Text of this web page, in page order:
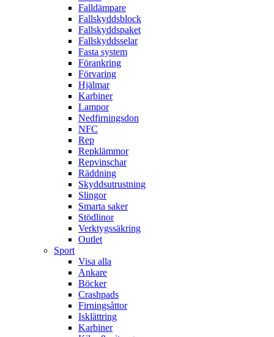
Falldämpare
Fallskyddsblock
Fallskyddspaket
Fallskyddsselar
Fasta system
Förankring
Förvaring
Hjälmar
Karbiner
Lampor
Nedfirningsdon
NFC
Rep
Repklämmor
Repvinschar
Räddning
Skyddsutrustning
Slingor
Smarta saker
Stödlinor
Verktygssäkring
Outlet
Sport
Visa alla
Ankare
Böcker
Crashpads
Firningsåttor
Isklättring
Karbiner